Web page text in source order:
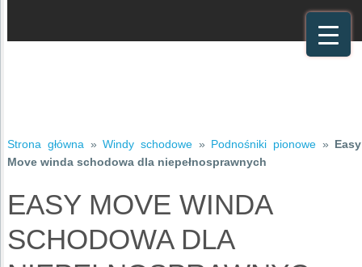
Strona główna »Windy schodowe » Podnośniki pionowe » Easy
Move winda schodowa dla niepełnosprawnych
EASY MOVE WINDA
SCHODOWA DLA